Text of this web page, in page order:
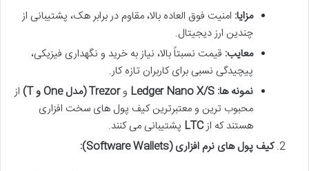
مزایا: امنیت فوق العاده بالا، مقاوم در برابر هک، پشتیبانی از
چندین ارز دیجیتال.
معایب: قیمت نسبتاً بالا، نیاز به خرید و نگهداری فیزیکی،
پیچیدگی نسبی برای کاربران تازه کار.
نمونه ها: Ledger Nano X/S وTrezor (مدل One و T)
از
محبوب ترین و معتبرترین کیف پول های سخت افزاری
هستند که ازLTC پشتیبانی می کنند.
کیف پول های نرم افزاری (Software Wallets):